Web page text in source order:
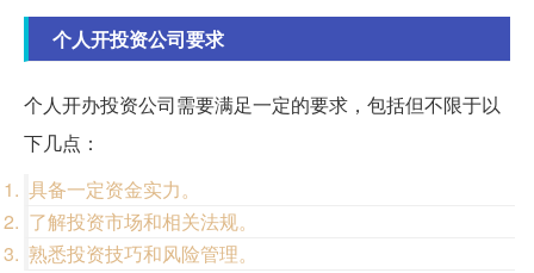
个人开投资公司要求
个人开办投资公司需要满足一定的要求，包括但不限于以
下几点：
具备一定资金实力。
了解投资市场和相关法规。
熟悉投资技巧和风险管理。